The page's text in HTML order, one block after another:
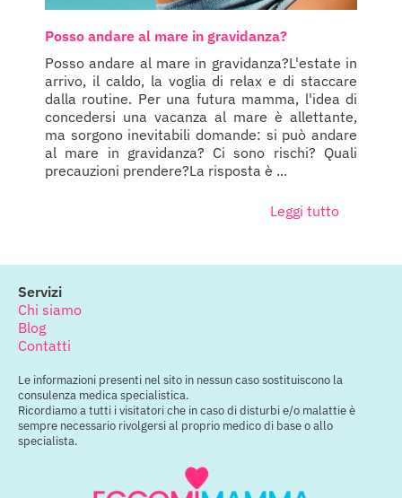
Posso andare al mare in gravidanza?
Posso andare al mare in gravidanza?L'estate in
arrivo, il caldo, la voglia di relax e di staccare
dalla routine. Per una futura mamma, l'idea di
concedersi una vacanza al mare è allettante,
ma sorgono inevitabili domande: si può andare
al mare in gravidanza? Ci sono rischi? Quali
precauzioni prendere?La risposta è ...
Leggi tutto
Servizi
Chi siamo
Blog
Contatti
Le informazioni presenti nel sito in nessun caso sostituiscono la
consulenza medica specialistica.
Ricordiamo a tutti i visitatori che in caso di disturbi e/o malattie è
sempre necessario rivolgersi al proprio medico di base o allo
specialista.